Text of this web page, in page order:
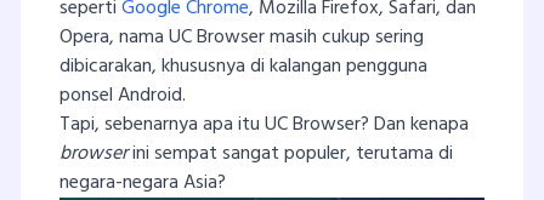
sepertiGoogle Chrome, Mozilla Firefox, Safari, dan
Opera, nama UC Browser masih cukup sering
dibicarakan, khususnya di kalangan pengguna
ponsel Android.
Tapi, sebenarnya apa itu UC Browser? Dan kenapa
browserini sempat sangat populer, terutama di
negara-negara Asia?